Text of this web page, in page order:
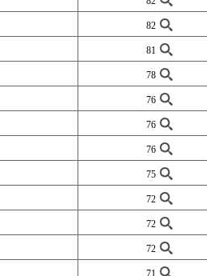
82
81
78
76
76
76
75
72
72
72
71